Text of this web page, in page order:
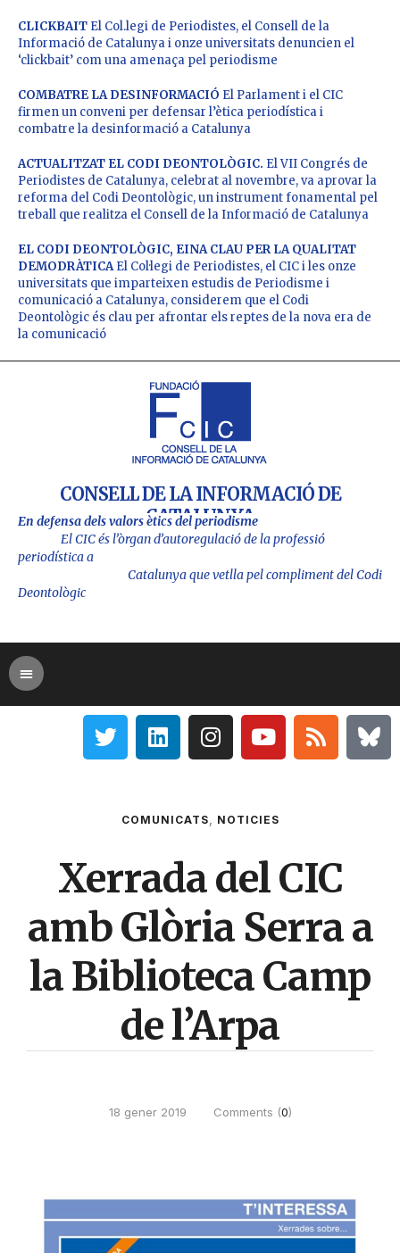
CLICKBAIT El Col.legi de Periodistes, el Consell de la
Informació de Catalunya i onze universitats denuncien el
‘clickbait’ com una amenaça pel periodisme
COMBATRE LA DESINFORMACIÓ El Parlament i el CIC
firmen un conveni per defensar l’ètica periodística i
combatre la desinformació a Catalunya
ACTUALITZAT EL CODI DEONTOLÒGIC. El VII Congrés de
Periodistes de Catalunya, celebrat al novembre, va aprovar la
reforma del Codi Deontològic, un instrument fonamental pel
treball que realitza el Consell de la Informació de Catalunya
EL CODI DEONTOLÒGIC, EINA CLAU PER LA QUALITAT
DEMODRÀTICAEl Col·legi de Periodistes, el CIC i les onze
universitats que imparteixen estudis de Periodisme i
comunicació a Catalunya, considerem que el Codi
Deontològic és clau per afrontar els reptes de la nova era de
la comunicació
CONSELL DE LA INFORMACIÓ DE
CATALUNYA
En defensa dels valors ètics del periodisme
El CIC és l’òrgan d’autoregulació de la professió
periodística a
Catalunya que vetlla pel compliment del Codi
Deontològic
COMUNICATS NOTICIES
Xerrada del CIC
amb Glòria Serra a
la Biblioteca Camp
de l’Arpa
18 gener 2019 Comments (0)